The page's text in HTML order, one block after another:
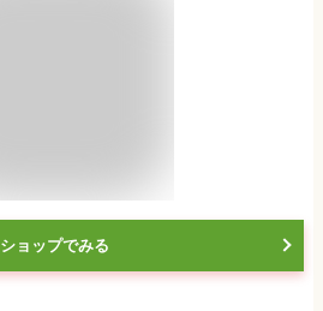
ショップでみる